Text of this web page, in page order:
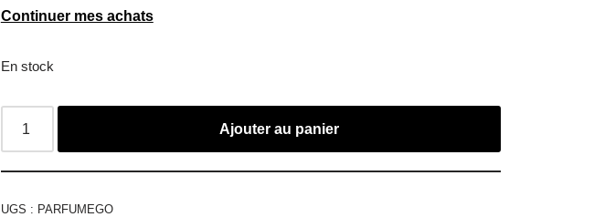
Continuer mes achats
En stock
Ajouter au panier
UGS : PARFUMEGO